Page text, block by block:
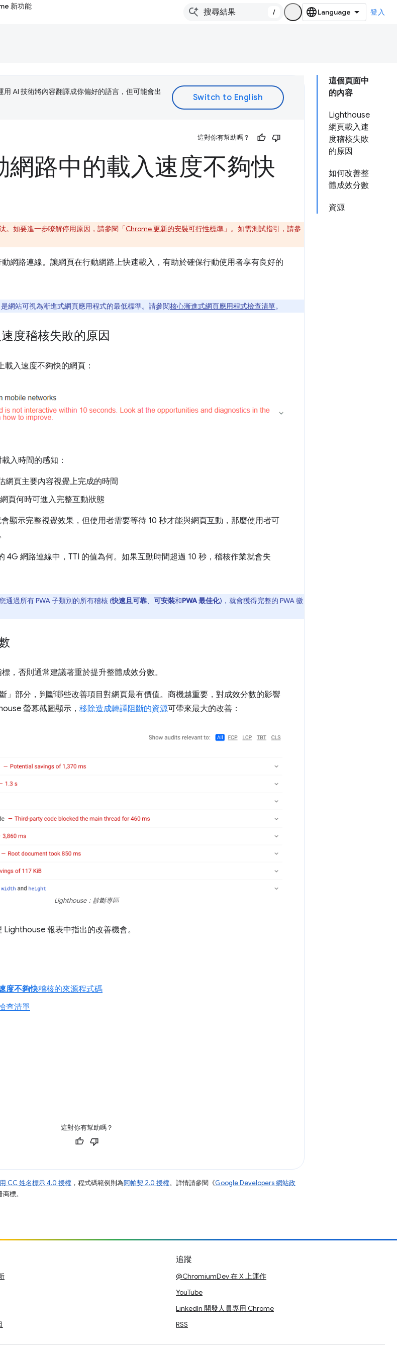
新功能
/ 登入
這個頁面中
的內容
Lighthouse
網頁載入速
度稽核失敗
的原因
如何改善整
體成效分數
資源
用 AI 技術將內容翻譯成你偏好的語言，但可能會出
這對你有幫助嗎？
網路中的載入速度不夠快
。如要進一步瞭解停用原因，請參閱「Chrome 更新的安裝可行性標準 」。如需測試指引，請參
網路連線。讓網頁在行動網路上快速載入，有助於確保行動使用者享有良好的
網站可視為漸進式網頁應用程式的最低標準。請參閱核心漸進式網頁應用程式檢查清單。
度稽核失敗的原因
載入速度不夠快的網頁：
入時間的感知：
網頁主要內容視覺上完成的時間
網頁何時可進入完整互動狀態
顯示完整視覺效果，但使用者需要等待 10 秒才能與網頁互動，那麼使用者可
4G 網路連線中，TTI 的值為何。如果互動時間超過 10 秒，稽核作業就會失
通過所有 PWA 子類別的所有稽核 (快速且可靠、 可安裝和PWA 最佳化)，就會獲得完整的 PWA 徽
，否則通常建議著重於提升整體成效分數。
」 部分，判斷哪些改善項目對網頁最有價值。商機越重要，對成效分數的影響
螢幕截圖顯示， 移除造成轉譯阻斷的資源可帶來最大的改善：
Lighthouse：診斷專區
Lighthouse 報表中指出的改善機會。
度不夠快稽核的來源程式碼
查清單
這對你有幫助嗎？
CC 姓名標示 4.0 授權 ，程式碼範例則為阿帕契 2.0 授權。詳情請參閱《Google Developers 網站政
標。
追蹤
@ChromiumDev 在 X 上運作
YouTube
LinkedIn 開發人員專用 Chrome
RSS